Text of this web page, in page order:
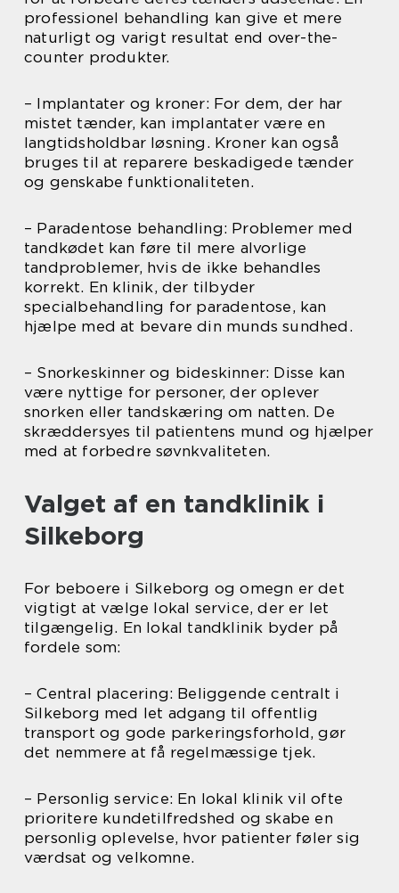
professionel behandling kan give et mere
naturligt og varigt resultat end over-the-
counter produkter.
– Implantater og kroner: For dem, der har
mistet tænder, kan implantater være en
langtidsholdbar løsning. Kroner kan også
bruges til at reparere beskadigede tænder
og genskabe funktionaliteten.
– Paradentose behandling: Problemer med
tandkødet kan føre til mere alvorlige
tandproblemer, hvis de ikke behandles
korrekt. En klinik, der tilbyder
specialbehandling for paradentose, kan
hjælpe med at bevare din munds sundhed.
– Snorkeskinner og bideskinner: Disse kan
være nyttige for personer, der oplever
snorken eller tandskæring om natten. De
skræddersyes til patientens mund og hjælper
med at forbedre søvnkvaliteten.
Valget af en tandklinik i
Silkeborg
For beboere i Silkeborg og omegn er det
vigtigt at vælge lokal service, der er let
tilgængelig. En lokal tandklinik byder på
fordele som:
– Central placering: Beliggende centralt i
Silkeborg med let adgang til offentlig
transport og gode parkeringsforhold, gør
det nemmere at få regelmæssige tjek.
– Personlig service: En lokal klinik vil ofte
prioritere kundetilfredshed og skabe en
personlig oplevelse, hvor patienter føler sig
værdsat og velkomne.